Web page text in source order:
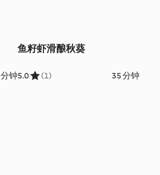
钟
鱼籽虾滑酿秋葵
5.0 (1) 35 分钟